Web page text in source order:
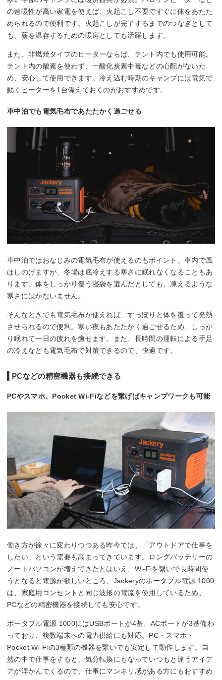
の速暖性が高い家電を使えば、火起こし不要ですぐに体をあたた
められるので便利です。火起こしが完了するまでのつなぎとして
も、薪を温存するための暖房としても活躍します。
また、非燃焼タイプのヒーターならば、テント内でも使用可能。
テント内の酸素を使わず、一酸化炭素中毒などの心配がないた
め、安心して使用できます。冷え込む時期のキャンプには電気で
動くヒーターを1台備えておくのがおすすめです。
車中泊でも電気毛布であたたかく過ごせる
車中泊ではおなじみの電気毛布が使えるのもポイント。車内で風
はしのげますが、冬場は底冷えする寒さに眠れなくなることもあ
ります。体をしっかり覆う寝袋を選んだとしても、凍えるような
寒さにはかないません。
そんなときでも電気毛布が使えれば、すっぽりと体を覆って発熱
させられるので便利。寒い夜もあたたかく過ごせるため、しっか
り眠れて一日の疲れを癒せます。また、長時間の運転による手足
の冷えなども電気毛布で対策できるので、快適です。
PCなどの精密機器も接続できる
PCやスマホ、Pocket Wi-Fiなどを繋げばキャンプワークも可能
働き方が徐々に変わりつつある昨今では、「アウトドアで仕事を
したい」という需要も高まってきています。ロングバッテリーの
ノートパソコンが増えてきたとはいえ、Wi-Fiを繋いで長時間使
うとなると電源が欲しいところ。Jackeryのポータブル電源 1000
は、家庭用コンセントと同じ波形の電流を使用しているため、
PCなどの精密機器を接続しても安心です。
ポータブル電源 1000にはUSBポートが4基、ACポートが3基備わ
っており、複数端末への電力供給にも対応。PC・スマホ・
Pocket Wi-Fiの3種類の機器を繋いでも安定して動作します。自
然の中で仕事をすると、気分転換にもなっていつもと違うアイデ
アが浮かんでくるので、仕事にマンネリ感がある方にもおすすめ